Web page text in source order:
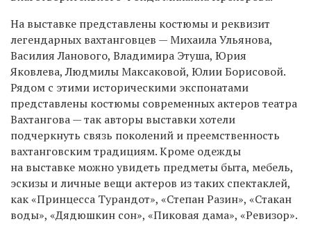
На выставке представлены костюмы и реквизит
легендарных вахтанговцев — Михаила Ульянова,
Василия Ланового, Владимира Этуша, Юрия
Яковлева, Людмилы Максаковой, Юлии Борисовой.
Рядом с этими историческими экспонатами
представлены костюмы современных актеров театра
Вахтангова — так авторы выставки хотели
подчеркнуть связь поколений и преемственность
вахтанговским традициям. Кроме одежды
на выставке можно увидеть предметы быта, мебель,
эскизы и личные вещи актеров из таких спектаклей,
как «Принцесса Турандот», «Степан Разин», «Стакан
воды», «Дядюшкин сон», «Пиковая дама», «Ревизор».